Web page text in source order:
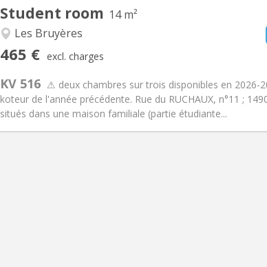
Student room 14 m²
Les Bruyères
465 € excl. charges
KV 516 ⚠ deux chambres sur trois disponibles en 2026-
koteur de l'année précédente. Rue du RUCHAUX, n°11 ;
situés dans une maison familiale (partie étudiante...
Arrangement
Bathroom:Shared bathroom
Surface:14 m2
Other
Atmosphere: